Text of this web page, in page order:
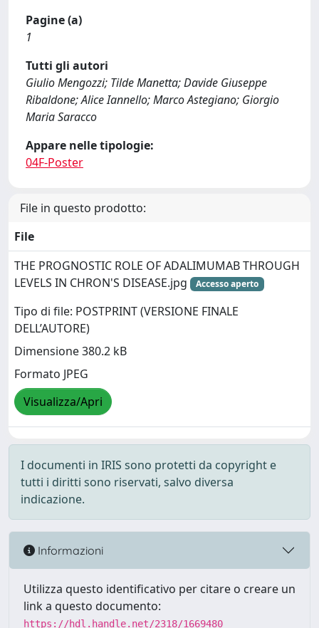
Pagine (a)
1
Tutti gli autori
Giulio Mengozzi; Tilde Manetta; Davide Giuseppe
Ribaldone; Alice Iannello; Marco Astegiano; Giorgio
Maria Saracco
Appare nelle tipologie:
04F-Poster
File in questo prodotto:
File
THE PROGNOSTIC ROLE OF ADALIMUMAB THROUGH
LEVELS IN CHRON'S DISEASE.jpg
Accesso aperto
Tipo di file: POSTPRINT (VERSIONE FINALE
DELL’AUTORE)
Dimensione 380.2 kB
Formato JPEG
Visualizza/Apri
I documenti in IRIS sono protetti da copyright e
tutti i diritti sono riservati, salvo diversa
indicazione.
Informazioni
Utilizza questo identificativo per citare o creare un
link a questo documento:
https://hdl.handle.net/2318/1669480